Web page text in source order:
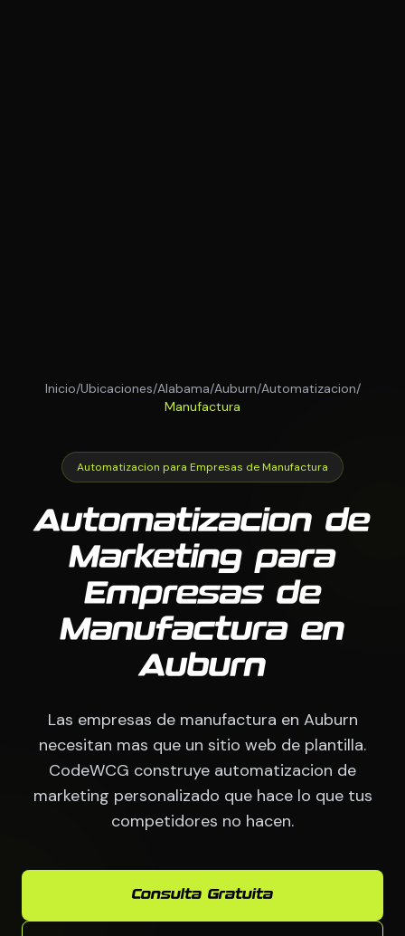
Inicio/Ubicaciones/Alabama/Auburn/Automatizacion/
Manufactura
Automatizacion para Empresas de Manufactura
Automatizacion de
Marketing para
Empresas de
Manufactura en
Auburn
Las empresas de manufactura en Auburn
necesitan mas que un sitio web de plantilla.
CodeWCG construye automatizacion de
marketing personalizado que hace lo que tus
competidores no hacen.
Consulta Gratuita